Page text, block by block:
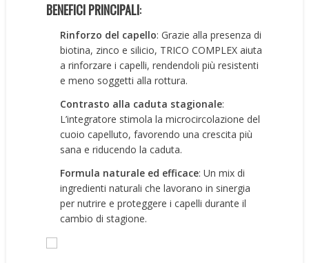
BENEFICI PRINCIPALI:
Rinforzo del capello: Grazie alla presenza di
biotina, zinco e silicio, TRICO COMPLEX aiuta
a rinforzare i capelli, rendendoli più resistenti
e meno soggetti alla rottura.
Contrasto alla caduta stagionale:
L’integratore stimola la microcircolazione del
cuoio capelluto, favorendo una crescita più
sana e riducendo la caduta.
Formula naturale ed efficace: Un mix di
ingredienti naturali che lavorano in sinergia
per nutrire e proteggere i capelli durante il
cambio di stagione.